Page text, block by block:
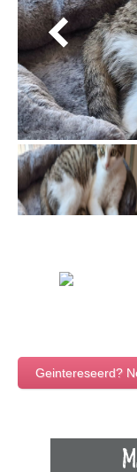
Geintereseerd?